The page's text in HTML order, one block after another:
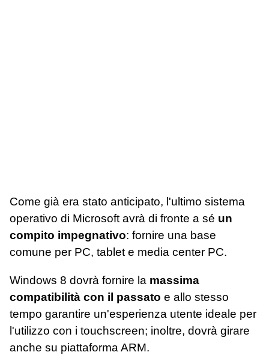
Come già era stato anticipato, l'ultimo sistema
operativo di Microsoft avrà di fronte a sé un
compito impegnativo: fornire una base
comune per PC, tablet e media center PC.
Windows 8 dovrà fornire la massima
compatibilità con il passato e allo stesso
tempo garantire un'esperienza utente ideale per
l'utilizzo con i touchscreen; inoltre, dovrà girare
anche su piattaforma ARM.